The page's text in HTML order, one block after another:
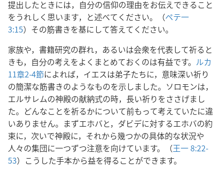
提出したときには，自分の信仰の理由をお伝えできること
をうれしく思います，と述べてください。（ペテ一
3:15）その筋書きを基にして答えてください。
家族や，書籍研究の群れ，あるいは会衆を代表して祈ると
きも，自分の考えをよくまとめておくのは有益です。 ルカ
11章2-4節によれば，イエスは弟子たちに，意味深い祈り
の簡潔な筋書きのようなものを示しました。ソロモンは，
エルサレムの神殿の献納式の時，長い祈りをささげまし
た。どんなことを祈るかについて前もって考えていたに違
いありません。まずエホバと，ダビデに対するエホバの約
束に，次いで神殿に，それから幾つかの具体的な状況や
人々の集団に一つずつ注意を向けています。（王一 8:22-
53）こうした手本から益を得ることができます。